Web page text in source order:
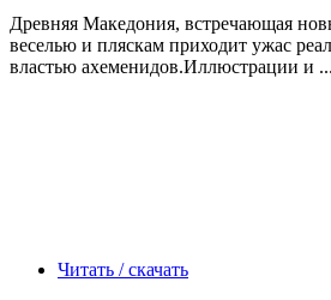
Древняя Македония, встречающая
веселью и пляскам приходит ужас
властью ахеменидов.Иллюстрации и ...
Читать / скачать